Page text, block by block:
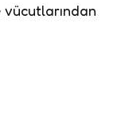
vücutlarından